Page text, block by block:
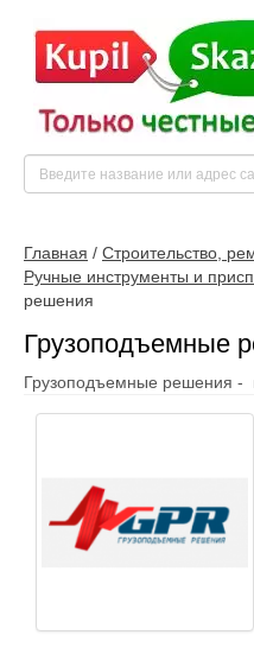
Главная / Строительство,
Ручные инструменты и
решения
Грузоподъемные
Грузоподъемные решения -